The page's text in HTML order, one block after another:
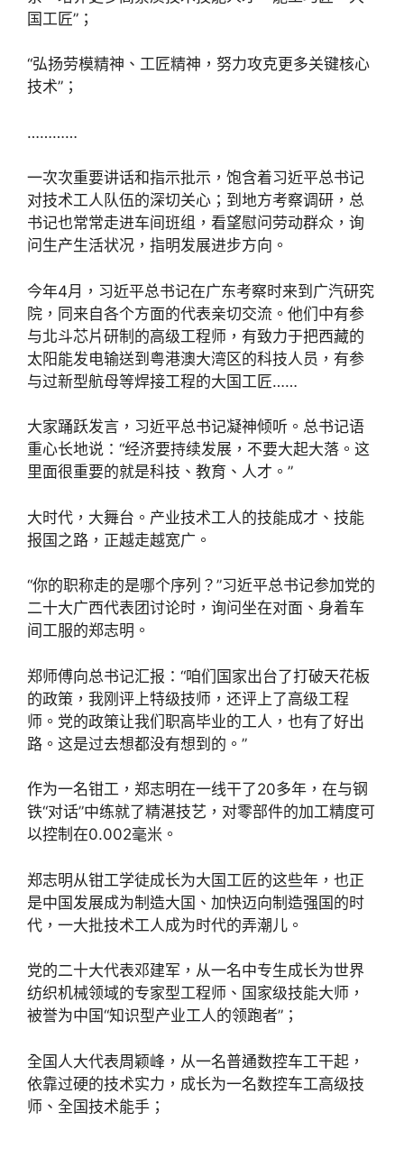
国工匠”；
“弘扬劳模精神、工匠精神，努力攻克更多关键核心
技术”；
…………
一次次重要讲话和指示批示，饱含着习近平总书记
对技术工人队伍的深切关心；到地方考察调研，总
书记也常常走进车间班组，看望慰问劳动群众，询
问生产生活状况，指明发展进步方向。
今年4月，习近平总书记在广东考察时来到广汽研究
院，同来自各个方面的代表亲切交流。他们中有参
与北斗芯片研制的高级工程师，有致力于把西藏的
太阳能发电输送到粤港澳大湾区的科技人员，有参
与过新型航母等焊接工程的大国工匠……
大家踊跃发言，习近平总书记凝神倾听。总书记语
重心长地说：“经济要持续发展，不要大起大落。这
里面很重要的就是科技、教育、人才。”
大时代，大舞台。产业技术工人的技能成才、技能
报国之路，正越走越宽广。
“你的职称走的是哪个序列？”习近平总书记参加党的
二十大广西代表团讨论时，询问坐在对面、身着车
间工服的郑志明。
郑师傅向总书记汇报：“咱们国家出台了打破天花板
的政策，我刚评上特级技师，还评上了高级工程
师。党的政策让我们职高毕业的工人，也有了好出
路。这是过去想都没有想到的。”
作为一名钳工，郑志明在一线干了20多年，在与钢
铁“对话”中练就了精湛技艺，对零部件的加工精度可
以控制在0.002毫米。
郑志明从钳工学徒成长为大国工匠的这些年，也正
是中国发展成为制造大国、加快迈向制造强国的时
代，一大批技术工人成为时代的弄潮儿。
党的二十大代表邓建军，从一名中专生成长为世界
纺织机械领域的专家型工程师、国家级技能大师，
被誉为中国“知识型产业工人的领跑者”；
全国人大代表周颖峰，从一名普通数控车工干起，
依靠过硬的技术实力，成长为一名数控车工高级技
师、全国技术能手；